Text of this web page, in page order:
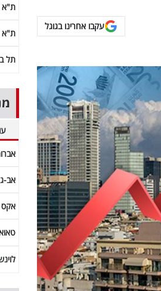
עקבו אחרינו בגוגל
ת"א SME60
ת"א
תל
אב-
אקס